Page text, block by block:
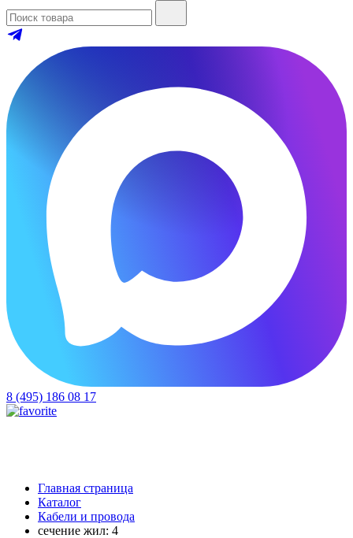
8 (495) 186 08 17
Главная страница
Каталог
Кабели и провода
сечение жил: 4